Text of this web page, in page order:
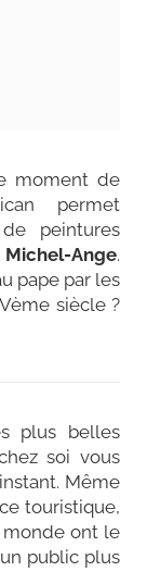
moment de
permet
de peintures
Michel-Ange.
pape par les
siècle ?
plus belles
soi vous
Même
touristique,
ont le
public plus